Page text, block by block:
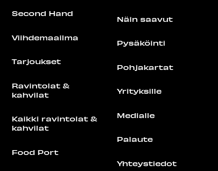
Second Hand
Viihdemaailma
Tarjoukset
Ravintolat &
kahvilat
Kaikki ravintolat &
kahvilat
Food Port
Näin saavut
Pysäköinti
Pohjakartat
Yrityksille
Medialle
Palaute
Yhteystiedot